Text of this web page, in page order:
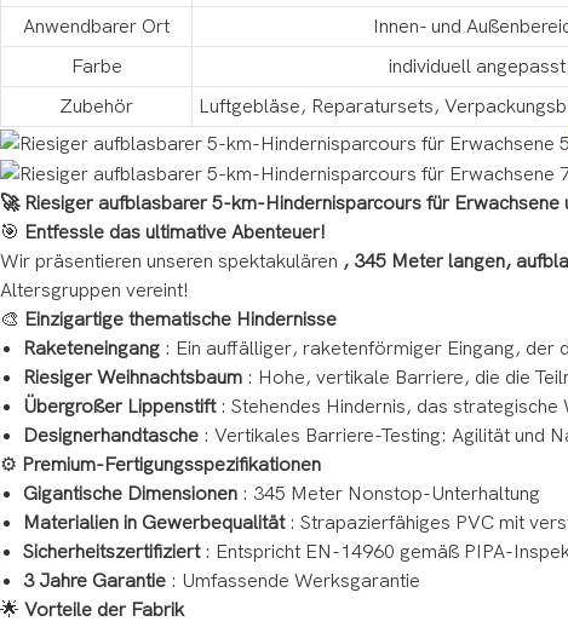
Anwendbarer Ort
Innen- und
Farbe
individuell angepasst
Zubehör
Luftgebläse, Reparatursets,
🚀 Riesiger aufblasbarer 5-km-Hindernisparcours für Erwachsene
🎯 Entfessle das ultimative Abenteuer!
Wir präsentieren unseren spektakulären , 345 Meter langen,
Altersgruppen vereint!
🎨 Einzigartige thematische Hindernisse
Raketeneingang : Ein auffälliger, raketenförmiger Eingang, der
Riesiger Weihnachtsbaum : Hohe, vertikale Barriere, die die
Übergroßer Lippenstift: Stehendes Hindernis, das strategische
Designerhandtasche : Vertikales Barriere-Testing: Agilität und
⚙️ Premium-Fertigungsspezifikationen
Gigantische Dimensionen : 345 Meter Nonstop-Unterhaltung
Materialien in Gewerbequalität: Strapazierfähiges PVC mit
Sicherheitszertifiziert: Entspricht EN-14960 gemäß PIPA-
3 Jahre Garantie : Umfassende Werksgarantie
🌟 Vorteile der Fabrik